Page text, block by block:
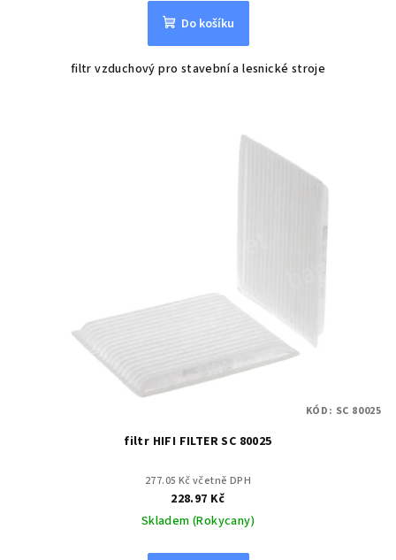
Do košíku
filtr vzduchový pro stavební a lesnické stroje
filtr HIFI FILTER SC 80025
277.05 Kč včetně DPH
228.97 Kč
Skladem (Rokycany)
KÓD: SC 80025